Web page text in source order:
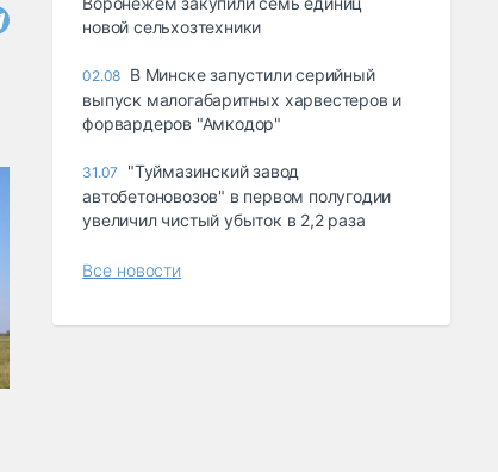
новой сельхозтехники
02.08 В Минске запустили серийный
выпуск малогабаритных харвестеров и
форвардеров "Амкодор"
31.07
"Туймазинский завод
автобетоновозов" в первом полугодии
увеличил чистый убыток в 2,2 раза
Все новости